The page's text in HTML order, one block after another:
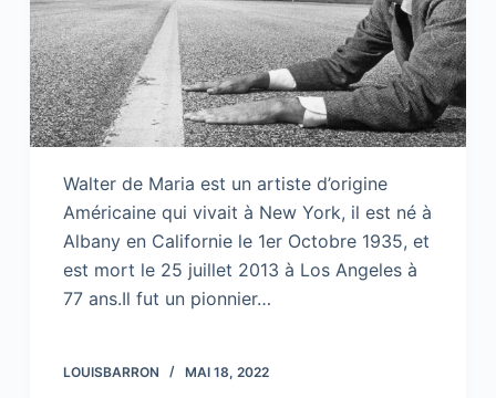
Walter de Maria est un artiste d’origine
Américaine qui vivait à New York, il est né à
Albany en Californie le 1er Octobre 1935, et
est mort le 25 juillet 2013 à Los Angeles à
77 ans.Il fut un pionnier…
LOUISBARRON MAI 18, 2022